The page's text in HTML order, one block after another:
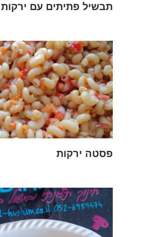
תבשיל פתיתים עם ירקות
פסטה ירקות